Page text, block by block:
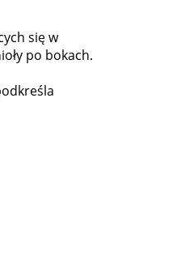
się w
po bokach.